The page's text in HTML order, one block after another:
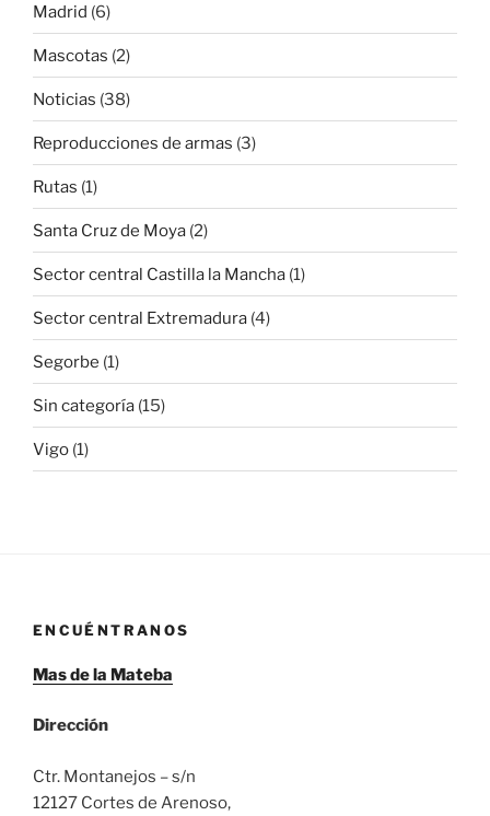
Madrid (6)
Mascotas (2)
Noticias (38)
Reproducciones de armas (3)
Rutas (1)
Santa Cruz de Moya (2)
Sector central Castilla la Mancha (1)
Sector central Extremadura (4)
Segorbe (1)
Sin categoría (15)
Vigo (1)
ENCUÉNTRANOS
Mas de la Mateba
Dirección
Ctr. Montanejos – s/n
12127 Cortes de Arenoso,